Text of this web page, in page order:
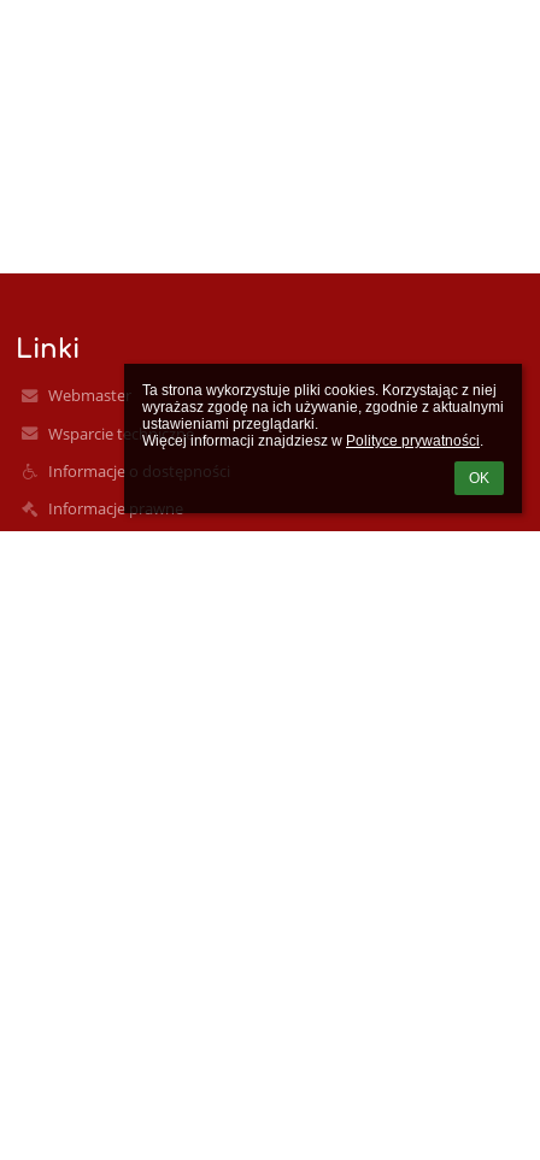
Ta strona wykorzystuje pliki cookies. Korzystając z niej
wyrażasz zgodę na ich używanie, zgodnie z aktualnymi
ustawieniami przeglądarki.
Więcej informacji znajdziesz w Polityce prywatności.
OK
Linki
Webmaster
Wsparcie techniczne
Informacje o dostępności
Informacje prawne